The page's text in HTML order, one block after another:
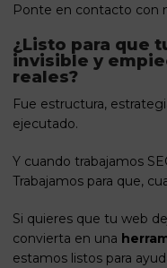
Ponte en contacto con
¿Listo para que
invisible y
reales?
Fue estructura,
ejecutado.
Y cuando trabajamos
Trabajamos para que,
Si quieres que tu web
convierta en una
estamos listos para